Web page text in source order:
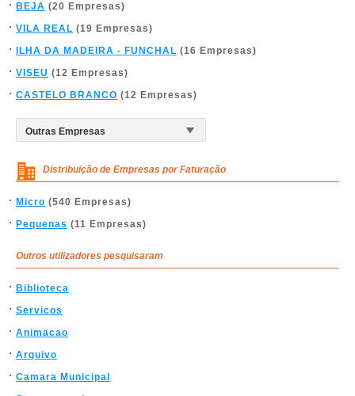
BEJA (20 Empresas)
VILA REAL (19 Empresas)
ILHA DA MADEIRA - FUNCHAL (16 Empresas)
VISEU (12 Empresas)
CASTELO BRANCO (12 Empresas)
Distribuição de Empresas por Faturação
Micro (540 Empresas)
Pequenas (11 Empresas)
Outros utilizadores pesquisaram
Biblioteca
Servicos
Animacao
Arquivo
Camara Municipal